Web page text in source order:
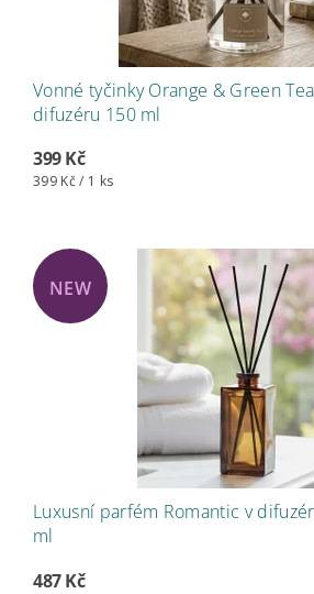
Vonné tyčinky Orange & Green
difuzéru 150 ml
399 Kč
399 Kč / 1 ks
NEW
Luxusní parfém Romantic v
ml
487 Kč